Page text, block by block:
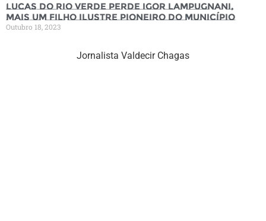
Lucas do Rio Verde perde Igor Lampugnani,
mais um filho ilustre pioneiro do município
Outubro 18, 2023
Jornalista Valdecir Chagas